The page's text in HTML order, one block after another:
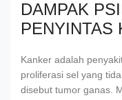
DAMPAK
PENYINTAS
Kanker adalah
proliferasi sel yang
disebut tumor ganas.